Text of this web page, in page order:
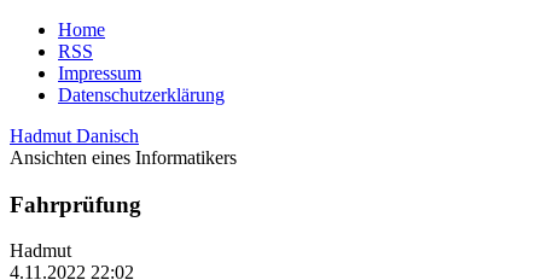
Home
RSS
Impressum
Datenschutzerklärung
Hadmut Danisch
Ansichten eines Informatikers
Fahrprüfung
Hadmut
4.11.2022 22:02